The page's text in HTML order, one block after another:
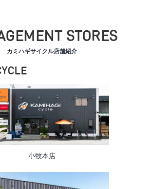
STORES
カミハギサイクル店舗紹介
小牧本店